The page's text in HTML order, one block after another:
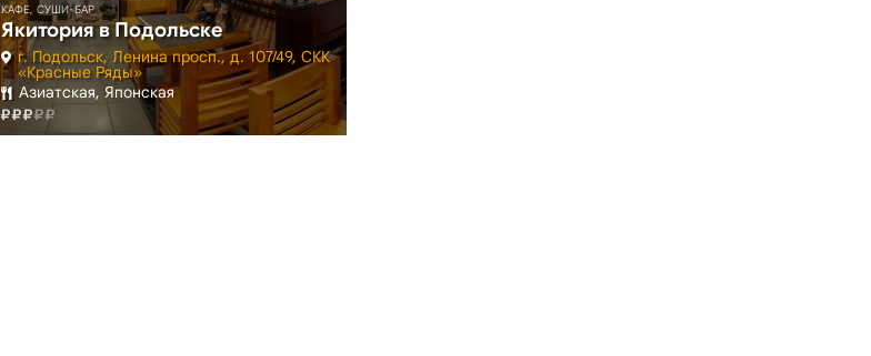
КАФЕ, СУШИ-БАР
Якитория в Подольске
г. Подольск, Ленина просп., д. 107/49, СКК
«Красные Ряды»
Азиатская, Японская